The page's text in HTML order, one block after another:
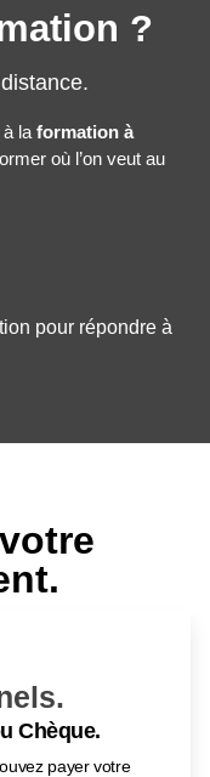
?
la formation à
où l’on veut au
pour répondre à
Chèque.
payer votre